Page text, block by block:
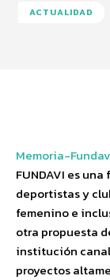
ACTUALIDAD
Memoria-
FUNDAVI es
deportistas y
femenino e
otra propuesta
institución
proyectos